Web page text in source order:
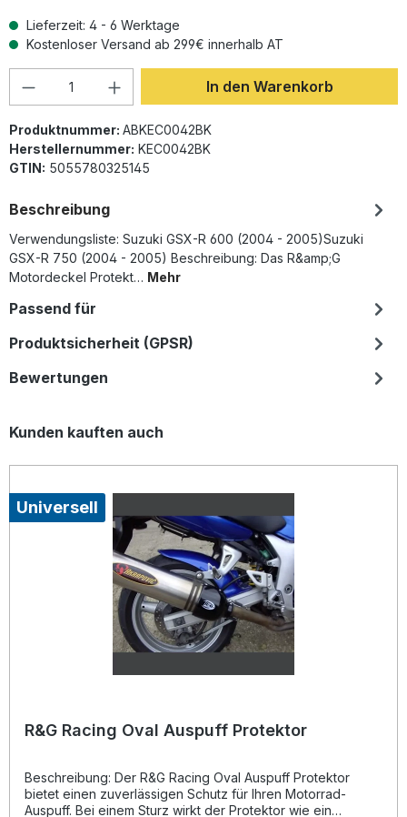
Lieferzeit: 4 - 6 Werktage
Kostenloser Versand ab 299€ innerhalb AT
Produkt Anzahl: Gib den gewünschten
In den Warenkorb
Produktnummer: ABKEC0042BK
Herstellernummer: KEC0042BK
GTIN: 5055780325145
Beschreibung
Verwendungsliste: Suzuki GSX-R 600 (2004 - 2005)Suzuki
GSX-R 750 (2004 - 2005) Beschreibung: Das R&amp;G
Motordeckel Protekt… Mehr
Passend für
Produktsicherheit (GPSR)
Bewertungen
Produktgalerie überspringen
Kunden kauften auch
Universell
R&G Racing Oval Auspuff Protektor
Beschreibung: Der R&G Racing Oval Auspuff Protektor
bietet einen zuverlässigen Schutz für Ihren Motorrad-
Auspuff. Bei einem Sturz wirkt der Protektor wie ein